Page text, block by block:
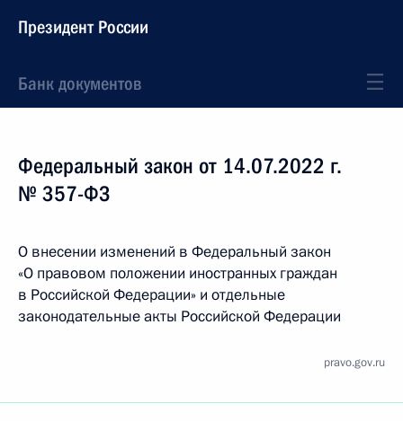
Президент России
Банк документов
Федеральный закон от 14.07.2022 г.
№ 357-ФЗ
О внесении изменений в Федеральный закон
«О правовом положении иностранных граждан
в Российской Федерации» и отдельные
законодательные акты Российской Федерации
pravo.gov.ru